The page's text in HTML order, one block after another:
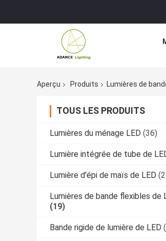
Aperçu Produits Lumières de
TOUS LES PRODUITS
Lumières du ménage LED (36)
Lumière intégrée de tube de
Lumière d'épi de maïs de LED
Lumières de bande flexibles de
(19)
Bande rigide de lumière de LED